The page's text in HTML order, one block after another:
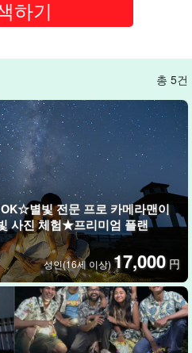
완성되는 별빛 전용 SLR 카메라를
배경으로 멋진 사진을 찍을 수 있
총 5건
별빛 전문 프로 카메라맨이
사진 체험★프리미엄 플랜
성인(16세 이상) 17,000 円